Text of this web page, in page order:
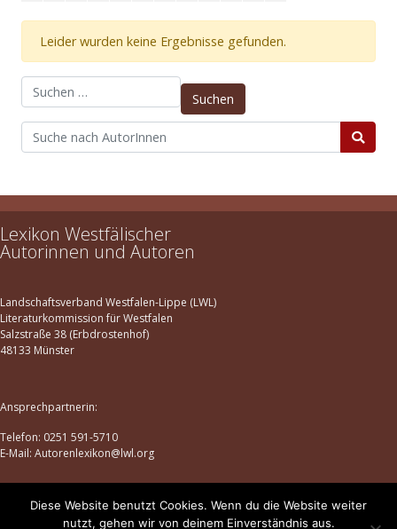
Leider wurden keine Ergebnisse gefunden.
Suchen nach:
Lexikon Westfälischer
Autorinnen und Autoren
Landschaftsverband Westfalen-Lippe (LWL)
Literaturkommission für Westfalen
Salzstraße 38 (Erbdrostenhof)
48133 Münster
Ansprechpartnerin:
Telefon: 0251 591-5710
E-Mail: Autorenlexikon@lwl.org
Datenschutz |Impressum
Diese Website benutzt Cookies. Wenn du die Website weiter
nutzt, gehen wir von deinem Einverständnis aus.